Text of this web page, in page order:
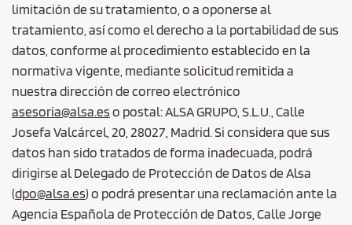
limitación de su tratamiento, o a oponerse al
tratamiento, así como el derecho a la portabilidad de sus
datos, conforme al procedimiento establecido en la
normativa vigente, mediante solicitud remitida a
nuestra dirección de correo electrónico
asesoria@alsa.eso postal: ALSA GRUPO, S.L.U., Calle
Josefa Valcárcel, 20, 28027, Madrid. Si considera que sus
datos han sido tratados de forma inadecuada, podrá
dirigirse al Delegado de Protección de Datos de Alsa
(dpo@alsa.es) o podrá presentar una reclamación ante la
Agencia Española de Protección de Datos, Calle Jorge